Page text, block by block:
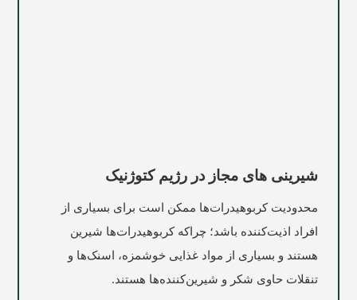
شیرینی های مجاز در رژیم کتوژنیک
محدودیت کربوهیدرات‌ها ممکن است برای بسیاری از
افراد اذیت‌کننده باشد؛ چراکه کربوهیدرات‌ها شیرین
هستند و بسیاری از مواد غذایی خوشمزه، اسنک‌ها و
تنقلات حاوی شکر و شیرین‌کننده‌ها هستند.